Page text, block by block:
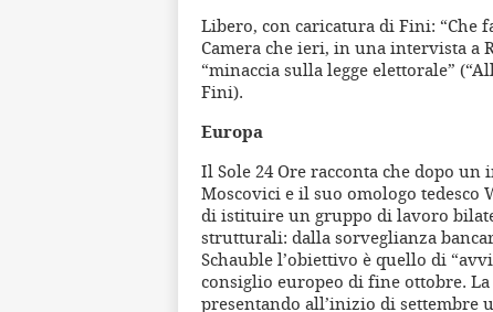
Libero, con caricatura di Fini: “Che
Camera che ieri, in una intervista a
“minaccia sulla legge elettorale”
Fini).
Europa
Il Sole 24 Ore racconta che dopo
Moscovici e il suo omologo tedesco
di istituire un gruppo di lavoro
strutturali: dalla sorveglianza
Schauble l’obiettivo è quello di
consiglio europeo di fine ottobre.
presentando all’inizio di settembre